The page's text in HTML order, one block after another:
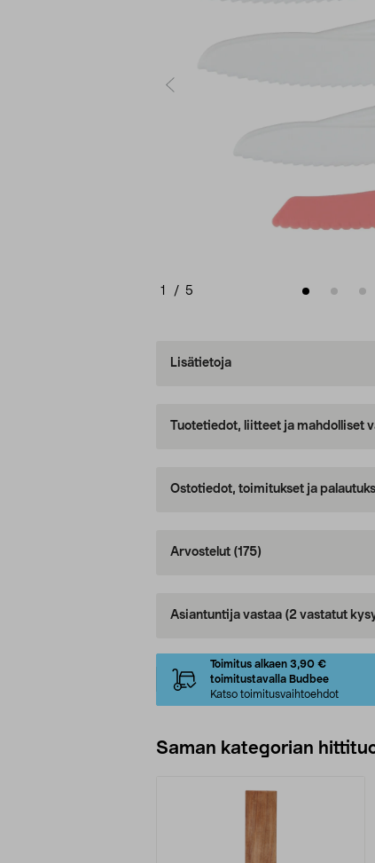
1 / 5
Lisätietoja
Tuotetiedot, liitteet ja mahdolliset
Ostotiedot, toimitukset ja
Arvostelut (175)
Asiantuntija vastaa (2 vastatut
Toimitus alkaen 3,90 €
toimitustavalla Budbee
Katso toimitusvaihtoehdot
Saman kategorian